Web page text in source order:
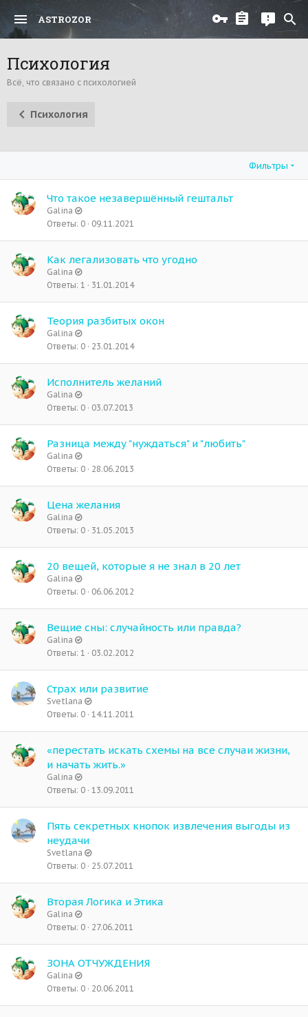
ASTROZOR
Психология
Всё, что связано с психологией
Психология
Фильтры
Что такое незавершённый гештальт
Galina
Ответы 0 09.11.2021
Как легализовать что угодно
Galina
Ответы 1 31.01.2014
Теория разбитых окон
Galina
Ответы 0 23.01.2014
Исполнитель желаний
Galina
Ответы 0 03.07.2013
Разница между "нуждаться" и "любить"
Galina
Ответы 0 28.06.2013
Цена желания
Galina
Ответы 0 31.05.2013
20 вещей, которые я не знал в 20 лет
Galina
Ответы 0 06.06.2012
Вещие сны: случайность или правда?
Galina
Ответы 1 03.02.2012
Страх или развитие
Svetlana
Ответы 0 14.11.2011
«перестать искать схемы на все случаи жизни,
и начать жить.»
Galina
Ответы 0 13.09.2011
Пять секретных кнопок извлечения выгоды из
неудачи
Svetlana
Ответы 0 25.07.2011
Вторая Логика и Этика
Galina
Ответы 0 27.06.2011
ЗОНА ОТЧУЖДЕНИЯ
Galina
Ответы 0 20.06.2011